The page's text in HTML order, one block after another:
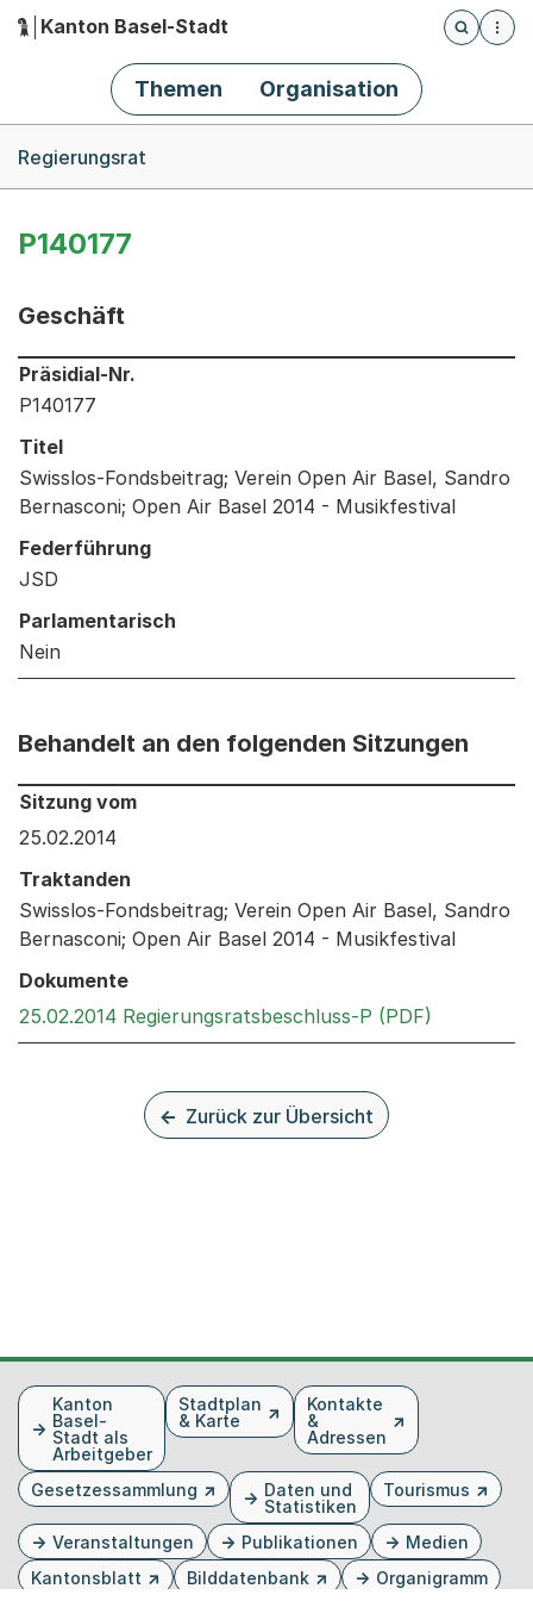
Hauptnavigation
Kanton Basel-Stadt
Öffnet
Themen Organisation
Regierungsrat
P140177
Geschäft
Informationen zum Ausgewählten Geschäft
Präsidial-Nr.
P140177
Titel
Swisslos-Fondsbeitrag; Verein Open Air Basel, Sandro
Bernasconi; Open Air Basel 2014 - Musikfestival
Federführung
JSD
Parlamentarisch
Nein
Behandelt an den folgenden Sitzungen
Behandelt an den folgenden Sitzungen: Informationen
Sitzung vom
25.02.2014
Traktanden
Swisslos-Fondsbeitrag; Verein Open Air Basel, Sandro
Bernasconi; Open Air Basel 2014 - Musikfestival
Dokumente
25.02.2014 Regierungsratsbeschluss-P (PDF)
Zurück zur Übersicht
FusszeileKanton
Basel-
Stadt als
Arbeitgeber
Stadtplan
& Karte
Kontakte
&
Adressen
Gesetzessammlung
Daten und
Statistiken
Tourismus
Veranstaltungen Publikationen
Medien
Kantonsblatt
Bilddatenbank Organigramm